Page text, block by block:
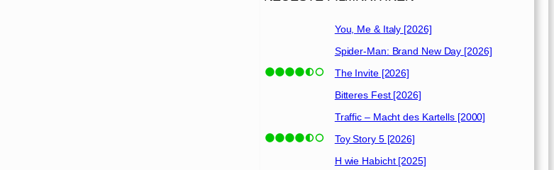
You, Me & Italy [2026]
Spider-Man: Brand New Day [2026]
The Invite [2026]
Bitteres Fest [2026]
Traffic – Macht des Kartells [2000]
Toy Story 5 [2026]
H wie Habicht [2025]